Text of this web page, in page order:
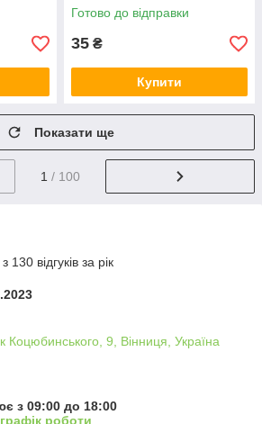
Готово до відправки
35 ₴
Купити
Показати ще
1 / 100
відгуків за рік
Коцюбинського, 9, Вінниця, Україна
з 09:00 до 18:00
роботи